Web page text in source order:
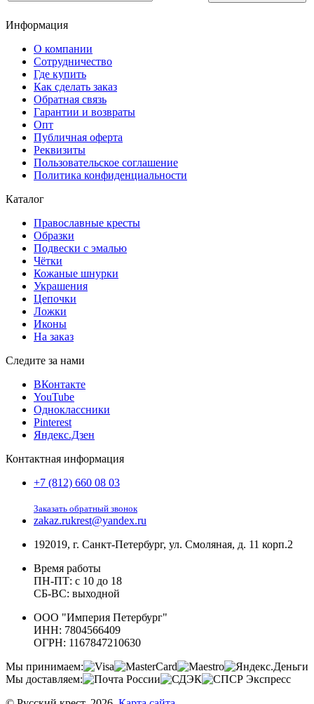
Информация
О компании
Сотрудничество
Где купить
Как сделать заказ
Обратная связь
Гарантии и возвраты
Опт
Публичная оферта
Реквизиты
Пользовательское соглашение
Политика конфиденциальности
Каталог
Православные кресты
Образки
Подвески с эмалью
Чётки
Кожаные шнурки
Украшения
Цепочки
Ложки
Иконы
На заказ
Следите за нами
ВКонтакте
YouTube
Одноклассники
Pinterest
Яндекс.Дзен
Контактная информация
+7 (812) 660 08 03
Заказать обратный звонок
zakaz.rukrest@yandex.ru
192019, г. Санкт-Петербург, ул. Смоляная, д. 11 корп.2
Время работы
ПН-ПТ: с 10 до 18
СБ-ВС: выходной
ООО "Империя Петербург"
ИНН: 7804566409
ОГРН: 1167847210630
Мы принимаем:
Мы доставляем: